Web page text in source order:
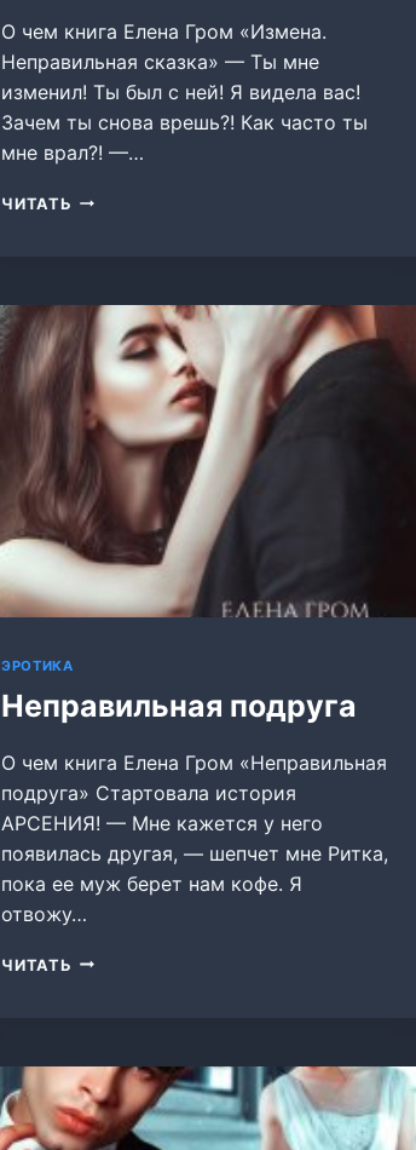
О чем книга Елена Гром «Измена.
Неправильная сказка» — Ты мне
изменил! Ты был с ней! Я видела вас!
Зачем ты снова врешь?! Как часто ты
мне врал?! —…
ЧИТАТЬ ИЗМЕНА.
ЭРОТИКА
Неправильная подруга
О чем книга Елена Гром «Неправильная
подруга» Стартовала история
АРСЕНИЯ! — Мне кажется у него
появилась другая, — шепчет мне Ритка,
пока ее муж берет нам кофе. Я
отвожу…
ЧИТАТЬ НЕПРАВИЛЬНАЯ